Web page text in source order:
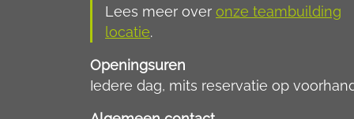
Lees meer over onze teambuilding
locatie.
Openingsuren
Iedere dag, mits reservatie op